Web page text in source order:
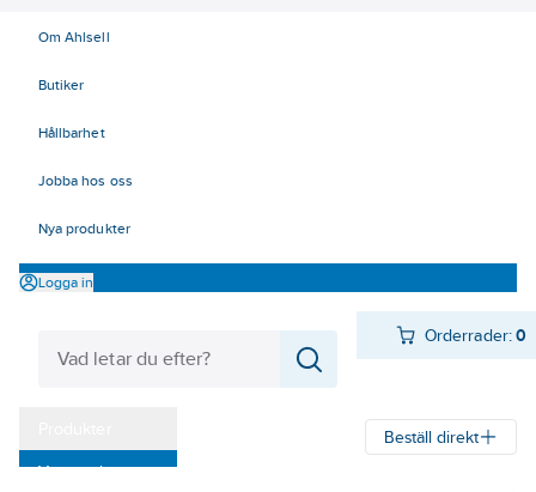
Om Ahlsell
Butiker
Hållbarhet
Jobba hos oss
Nya produkter
Logga in
Orderrader:0
Varumärken
Beställ direkt